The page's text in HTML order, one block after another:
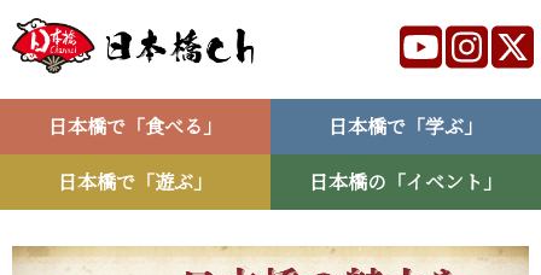
日本橋で「食べる」
日本橋で「学ぶ」
日本橋で「遊ぶ」
日本橋の「イベント」